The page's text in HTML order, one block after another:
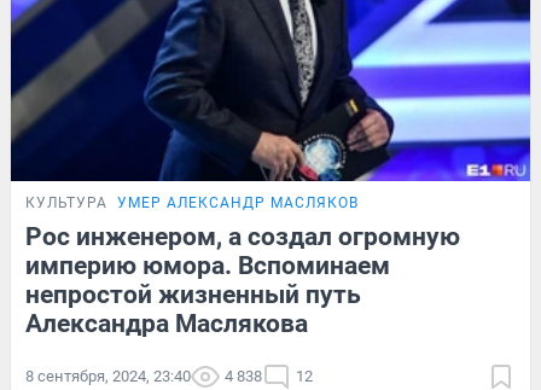
КУЛЬТУРА УМЕР АЛЕКСАНДР МАСЛЯКОВ
Рос инженером, а создал огромную
империю юмора. Вспоминаем
непростой жизненный путь
Александра Маслякова
8 сентября, 2024, 23:40 4 838 12